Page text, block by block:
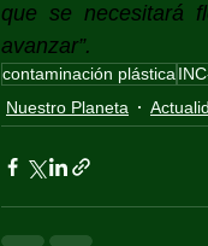
que se necesitará
avanzar”.
contaminación plástica
Nuestro Planeta